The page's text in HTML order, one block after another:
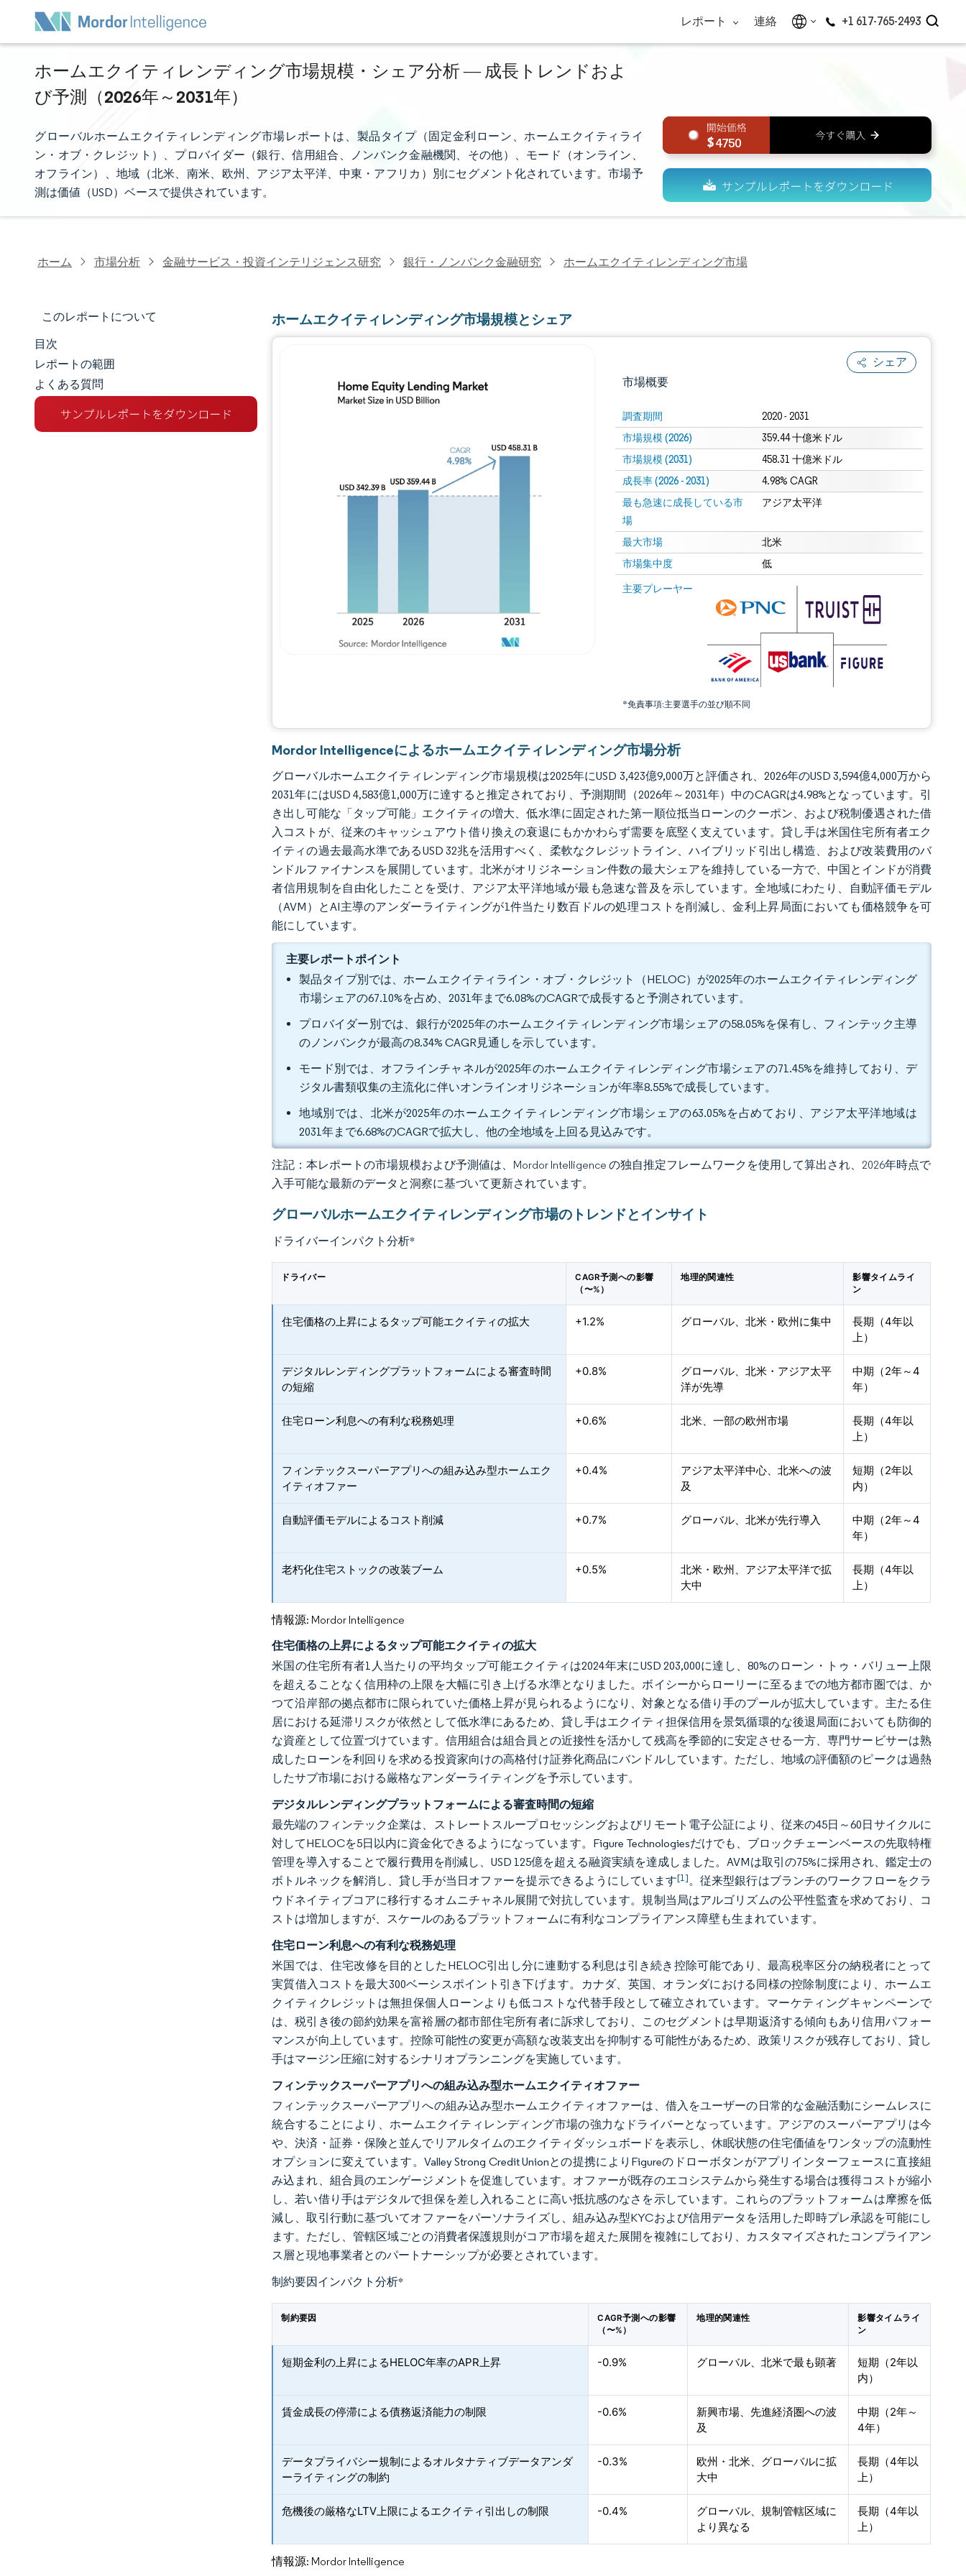
レポート 連絡 +1 617-765-2493
ホームエクイティレンディング市場規模・シェア分析 ― 成長トレンドおよ
び予測（2026年～2031年）
グローバルホームエクイティレンディング市場レポートは、製品タイプ（固定金利ローン、ホームエクイティライ
ン・オブ・クレジット）、プロバイダー（銀行、信用組合、ノンバンク金融機関、その他）、モード（オンライン、
オフライン）、地域（北米、南米、欧州、アジア太平洋、中東・アフリカ）別にセグメント化されています。市場予
測は価値（USD）ベースで提供されています。
4750
ホーム 市場分析 金融サービス・投資インテリジェンス研究 銀行・ノンバンク金融研究 ホームエクイティレンディング市場
このレポートについて
市場規模とシェア
市場分析
トレンドとインサイト
目次
レポートの範囲
よくある質問
ホームエクイティレンディング市場規模とシェア
シェア
市場概要
調査期間 2020 - 2031
市場規模 (2026) 359.44 十億米ドル
市場規模 (2031) 458.31 十億米ドル
成長率 (2026 - 2031) 4.98% CAGR
最も急速に成長している市
場
アジア太平洋
最大市場 北米
市場集中度 低
主要プレーヤー
*免責事項:主要選手の並び順不同
画像 © Mordor Intelligence。再利用にはCC BY 4.0の表示が必要です。
画像 © Mordor Intelligence。再利用にはCC BY 4.0の表示が必要です。
Mordor Intelligenceによるホームエクイティレンディング市場分析
グローバルホームエクイティレンディング市場規模は2025年にUSD 3,423億9,000万と評価され、2026年のUSD 3,594億4,000万から
2031年にはUSD 4,583億1,000万に達すると推定されており、予測期間（2026年～2031年）中のCAGRは4.98%となっています。引
き出し可能な「タップ可能」エクイティの増大、低水準に固定された第一順位抵当ローンのクーポン、および税制優遇された借
入コストが、従来のキャッシュアウト借り換えの衰退にもかかわらず需要を底堅く支えています。貸し手は米国住宅所有者エク
イティの過去最高水準であるUSD 32兆を活用すべく、柔軟なクレジットライン、ハイブリッド引出し構造、および改装費用のバ
ンドルファイナンスを展開しています。北米がオリジネーション件数の最大シェアを維持している一方で、中国とインドが消費
者信用規制を自由化したことを受け、アジア太平洋地域が最も急速な普及を示しています。全地域にわたり、自動評価モデル
（AVM）とAI主導のアンダーライティングが1件当たり数百ドルの処理コストを削減し、金利上昇局面においても価格競争を可
能にしています。
主要レポートポイント
製品タイプ別では、ホームエクイティライン・オブ・クレジット（HELOC）が2025年のホームエクイティレンディング
市場シェアの67.10%を占め、2031年まで6.08%のCAGRで成長すると予測されています。
プロバイダー別では、銀行が2025年のホームエクイティレンディング市場シェアの58.05%を保有し、フィンテック主導
のノンバンクが最高の8.34% CAGR見通しを示しています。
モード別では、オフラインチャネルが2025年のホームエクイティレンディング市場シェアの71.45%を維持しており、デ
ジタル書類収集の主流化に伴いオンラインオリジネーションが年率8.55%で成長しています。
地域別では、北米が2025年のホームエクイティレンディング市場シェアの63.05%を占めており、アジア太平洋地域は
2031年まで6.68%のCAGRで拡大し、他の全地域を上回る見込みです。
注記：本レポートの市場規模および予測値は、Mordor Intelligence の独自推定フレームワークを使用して算出され、2026年時点で
入手可能な最新のデータと洞察に基づいて更新されています。
グローバルホームエクイティレンディング市場のトレンドとインサイト
ドライバーインパクト分析*
ドライバー
CAGR予測への影響
（〜%）
地理的関連性
影響タイムライ
ン
住宅価格の上昇によるタップ可能エクイティの拡大 +1.2% グローバル、北米・欧州に集中
長期（4年以
上）
デジタルレンディングプラットフォームによる審査時間
の短縮
+0.8%
グローバル、北米・アジア太平
洋が先導
中期（2年～4
年）
住宅ローン利息への有利な税務処理 +0.6% 北米、一部の欧州市場
長期（4年以
上）
フィンテックスーパーアプリへの組み込み型ホームエク
イティオファー
+0.4%
アジア太平洋中心、北米への波
及
短期（2年以
内）
自動評価モデルによるコスト削減 +0.7% グローバル、北米が先行導入
中期（2年～4
年）
老朽化住宅ストックの改装ブーム +0.5%
北米・欧州、アジア太平洋で拡
大中
長期（4年以
上）
情報源: Mordor Intelligence
住宅価格の上昇によるタップ可能エクイティの拡大
米国の住宅所有者1人当たりの平均タップ可能エクイティは2024年末にUSD 203,000に達し、80%のローン・トゥ・バリュー上限
を超えることなく信用枠の上限を大幅に引き上げる水準となりました。ボイシーからローリーに至るまでの地方都市圏では、か
つて沿岸部の拠点都市に限られていた価格上昇が見られるようになり、対象となる借り手のプールが拡大しています。主たる住
居における延滞リスクが依然として低水準にあるため、貸し手はエクイティ担保信用を景気循環的な後退局面においても防御的
な資産として位置づけています。信用組合は組合員との近接性を活かして残高を季節的に安定させる一方、専門サービサーは熟
成したローンを利回りを求める投資家向けの高格付け証券化商品にバンドルしています。ただし、地域の評価額のピークは過熱
したサブ市場における厳格なアンダーライティングを予示しています。
デジタルレンディングプラットフォームによる審査時間の短縮
最先端のフィンテック企業は、ストレートスループロセッシングおよびリモート電子公証により、従来の45日～60日サイクルに
対してHELOCを5日以内に資金化できるようになっています。Figure Technologiesだけでも、ブロックチェーンベースの先取特権
管理を導入することで履行費用を削減し、USD 125億を超える融資実績を達成しました。AVMは取引の75%に採用され、鑑定士の
ボトルネックを解消し、貸し手が当日オファーを提示できるようにしています[1]。従来型銀行はブランチのワークフローをクラ
ウドネイティブコアに移行するオムニチャネル展開で対抗しています。規制当局はアルゴリズムの公平性監査を求めており、コ
ストは増加しますが、スケールのあるプラットフォームに有利なコンプライアンス障壁も生まれています。
住宅ローン利息への有利な税務処理
米国では、住宅改修を目的としたHELOC引出し分に連動する利息は引き続き控除可能であり、最高税率区分の納税者にとって
実質借入コストを最大300ベーシスポイント引き下げます。カナダ、英国、オランダにおける同様の控除制度により、ホームエ
クイティクレジットは無担保個人ローンよりも低コストな代替手段として確立されています。マーケティングキャンペーンで
は、税引き後の節約効果を富裕層の都市部住宅所有者に訴求しており、このセグメントは早期返済する傾向もあり信用パフォー
マンスが向上しています。控除可能性の変更が高額な改装支出を抑制する可能性があるため、政策リスクが残存しており、貸し
手はマージン圧縮に対するシナリオプランニングを実施しています。
フィンテックスーパーアプリへの組み込み型ホームエクイティオファー
フィンテックスーパーアプリへの組み込み型ホームエクイティオファーは、借入をユーザーの日常的な金融活動にシームレスに
統合することにより、ホームエクイティレンディング市場の強力なドライバーとなっています。アジアのスーパーアプリは今
や、決済・証券・保険と並んでリアルタイムのエクイティダッシュボードを表示し、休眠状態の住宅価値をワンタップの流動性
オプションに変えています。Valley Strong Credit Unionとの提携によりFigureのドローボタンがアプリインターフェースに直接組
み込まれ、組合員のエンゲージメントを促進しています。オファーが既存のエコシステムから発生する場合は獲得コストが縮小
し、若い借り手はデジタルで担保を差し入れることに高い抵抗感のなさを示しています。これらのプラットフォームは摩擦を低
減し、取引行動に基づいてオファーをパーソナライズし、組み込み型KYCおよび信用データを活用した即時プレ承認を可能にし
ます。ただし、管轄区域ごとの消費者保護規則がコア市場を超えた展開を複雑にしており、カスタマイズされたコンプライアン
ス層と現地事業者とのパートナーシップが必要とされています。
制約要因インパクト分析*
制約要因
CAGR予測への影響
（〜%）
地理的関連性
影響タイムライ
ン
短期金利の上昇によるHELOC年率のAPR上昇 -0.9% グローバル、北米で最も顕著
短期（2年以
内）
賃金成長の停滞による債務返済能力の制限 -0.6%
新興市場、先進経済圏への波
及
中期（2年～
4年）
データプライバシー規制によるオルタナティブデータアンダ
ーライティングの制約
-0.3%
欧州・北米、グローバルに拡
大中
長期（4年以
上）
危機後の厳格なLTV上限によるエクイティ引出しの制限 -0.4%
グローバル、規制管轄区域に
より異なる
長期（4年以
上）
情報源: Mordor Intelligence